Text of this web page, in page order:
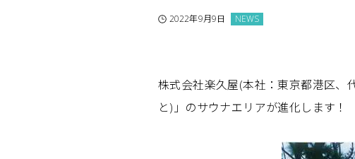
2022年9月9日 NEWS
株式会社楽久屋(本社：東京都港区、
と)」のサウナエリアが進化します！